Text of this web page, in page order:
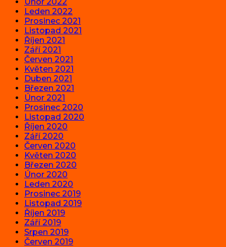
Leden 2022
Prosinec 2021
Listopad 2021
Říjen 2021
Září 2021
Červen 2021
Květen 2021
Duben 2021
Březen 2021
Únor 2021
Prosinec 2020
Listopad 2020
Říjen 2020
Září 2020
Červen 2020
Květen 2020
Březen 2020
Únor 2020
Leden 2020
Prosinec 2019
Listopad 2019
Říjen 2019
Září 2019
Srpen 2019
Červen 2019